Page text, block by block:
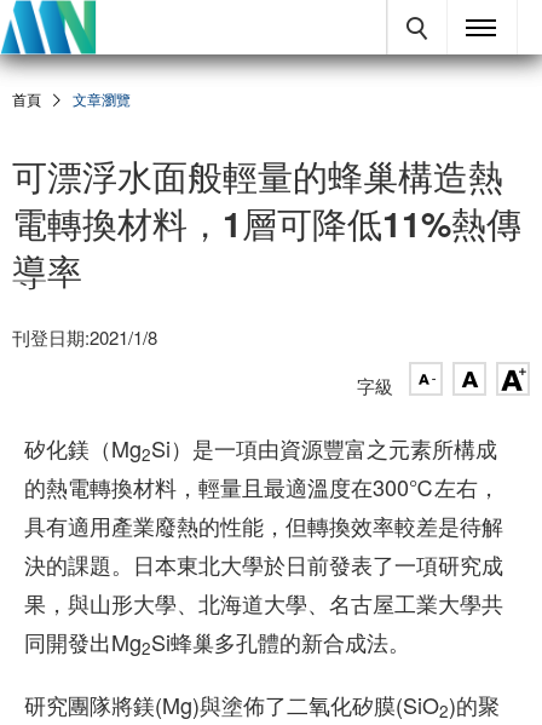
首頁 文章瀏覽
可漂浮水面般輕量的蜂巢構造熱
電轉換材料，1層可降低11%熱傳
導率
刊登日期:2021/1/8
字級
矽化鎂（Mg2Si）是一項由資源豐富之元素所構成
的熱電轉換材料，輕量且最適溫度在300℃左右，
具有適用產業廢熱的性能，但轉換效率較差是待解
決的課題。日本東北大學於日前發表了一項研究成
果，與山形大學、北海道大學、名古屋工業大學共
同開發出Mg2Si蜂巢多孔體的新合成法。
研究團隊將鎂(Mg)與塗佈了二氧化矽膜(SiO2)的聚